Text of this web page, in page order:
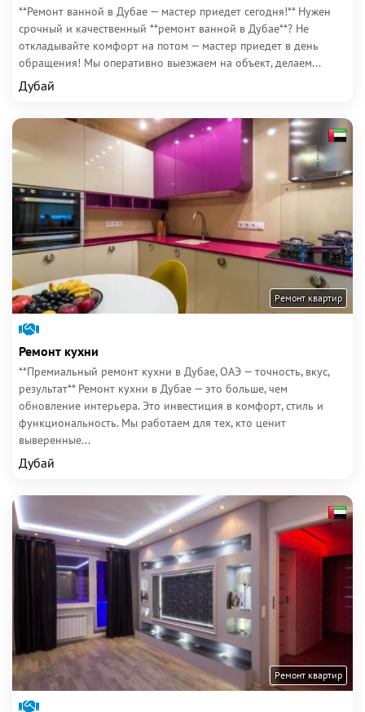
**Ремонт ванной в Дубае — мастер приедет сегодня!** Нужен
срочный и качественный **ремонт ванной в Дубае**? Не
откладывайте комфорт на потом — мастер приедет в день
обращения! Мы оперативно выезжаем на объект, делаем...
Дубай
Ремонт квартир
Ремонт кухни
**Премиальный ремонт кухни в Дубае, ОАЭ — точность, вкус,
результат** Ремонт кухни в Дубае — это больше, чем
обновление интерьера. Это инвестиция в комфорт, стиль и
функциональность. Мы работаем для тех, кто ценит
выверенные...
Дубай
Ремонт квартир